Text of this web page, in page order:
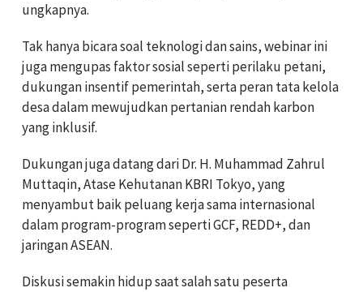
ungkapnya.
Tak hanya bicara soal teknologi dan sains, webinar ini
juga mengupas faktor sosial seperti perilaku petani,
dukungan insentif pemerintah, serta peran tata kelola
desa dalam mewujudkan pertanian rendah karbon
yang inklusif.
Dukungan juga datang dari Dr. H. Muhammad Zahrul
Muttaqin, Atase Kehutanan KBRI Tokyo, yang
menyambut baik peluang kerja sama internasional
dalam program-program seperti GCF, REDD+, dan
jaringan ASEAN.
Diskusi semakin hidup saat salah satu peserta